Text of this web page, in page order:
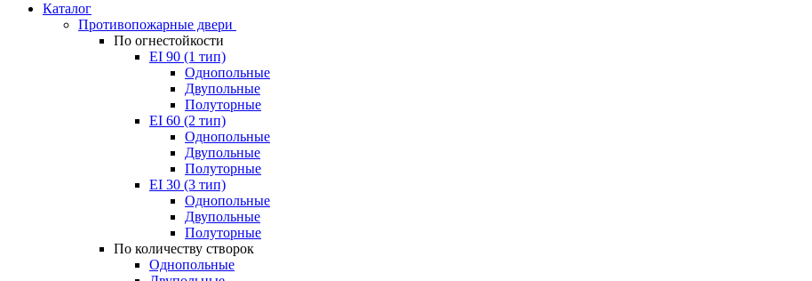
Каталог
Противопожарные двери
По огнестойкости
EI 90 (1 тип)
Однопольные
Двупольные
Полуторные
EI 60 (2 тип)
Однопольные
Двупольные
Полуторные
EI 30 (3 тип)
Однопольные
Двупольные
Полуторные
По количеству створок
Однопольные